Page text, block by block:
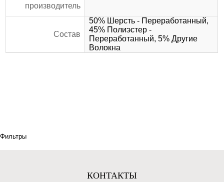
производитель
Состав
50% Шерсть - Переработанный,
45% Полиэстер -
Переработанный, 5% Другие
Волокна
Фильтры
КОНТАКТЫ